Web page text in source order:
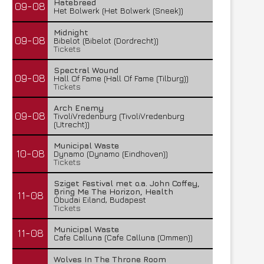
09-08
Hatebreed
Het Bolwerk (Het Bolwerk (Sneek))
09-08
Midnight
Bibelot (Bibelot (Dordrecht))
Tickets
09-08
Spectral Wound
Hall Of Fame (Hall Of Fame (Tilburg))
Tickets
09-08
Arch Enemy
TivoliVredenburg (TivoliVredenburg
(Utrecht))
10-08
Municipal Waste
Dynamo (Dynamo (Eindhoven))
Tickets
11-08
Sziget Festival met o.a. John Coffey,
Bring Me The Horizon, Health
Óbudai Eiland, Budapest
Tickets
11-08
Municipal Waste
Cafe Calluna (Cafe Calluna (Ommen))
Wolves In The Throne Room